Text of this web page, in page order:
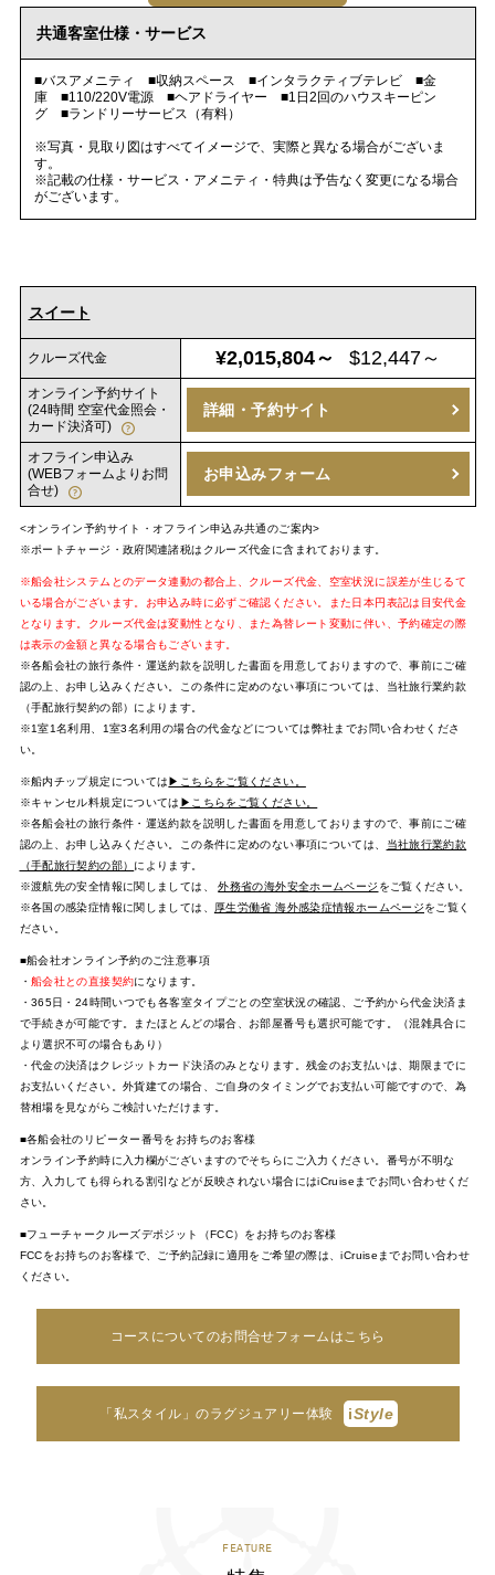
共通客室仕様・サービス
■バスアメニティ ■収納スペース ■インタラクティブテレビ ■金
庫 ■110/220V電源 ■ヘアドライヤー ■1日2回のハウスキーピン
グ ■ランドリーサービス（有料）
※写真・見取り図はすべてイメージで、実際と異なる場合がございま
す。
※記載の仕様・サービス・アメニティ・特典は予告なく変更になる場合
がございます。
スイート
クルーズ代金 ¥2,015,804～ $12,447～
オンライン予約サイト
(24時間 空室代金照会・
カード決済可)
詳細・予約サイト
オフライン申込み
(WEBフォームよりお問
合せ)
お申込みフォーム
<オンライン予約サイト・オフライン申込み共通のご案内>
※ポートチャージ・政府関連諸税はクルーズ代金に含まれております。
※船会社システムとのデータ連動の都合上、クルーズ代金、空室状況に誤差が生じるて
いる場合がございます。お申込み時に必ずご確認ください。また日本円表記は目安代金
となります。クルーズ代金は変動性となり、また為替レート変動に伴い、予約確定の際
は表示の金額と異なる場合もございます。
※各船会社の旅行条件・運送約款を説明した書面を用意しておりますので、事前にご確
認の上、お申し込みください。この条件に定めのない事項については、当社旅行業約款
（手配旅行契約の部）によります。
※1室1名利用、1室3名利用の場合の代金などについては弊社までお問い合わせくださ
い。
※船内チップ規定については▶こちらをご覧ください。
※キャンセル料規定については ▶こちらをご覧ください。
※各船会社の旅行条件・運送約款を説明した書面を用意しておりますので、事前にご確
認の上、お申し込みください。この条件に定めのない事項については、
当社旅行業約款
（手配旅行契約の部） によります。
※渡航先の安全情報に関しましては、外務省の海外安全ホームページ をご覧ください。
※各国の感染症情報に関しましては、
厚生労働省 海外感染症情報ホームページをご覧く
ださい。
■船会社オンライン予約のご注意事項
・ 船会社との直接契約になります。
・365日・24時間いつでも各客室タイプごとの空室状況の確認、ご予約から代金決済ま
で手続きが可能です。またほとんどの場合、お部屋番号も選択可能です。（混雑具合に
より選択不可の場合もあり）
・代金の決済はクレジットカード決済のみとなります。残金のお支払いは、期限までに
お支払いください。外貨建ての場合、ご自身のタイミングでお支払い可能ですので、為
替相場を見ながらご検討いただけます。
■各船会社のリピーター番号をお持ちのお客様
オンライン予約時に入力欄がございますのでそちらにご入力ください。番号が不明な
方、入力しても得られる割引などが反映されない場合にはiCruiseまでお問い合わせくだ
さい。
■フューチャークルーズデポジット（FCC）をお持ちのお客様
FCCをお持ちのお客様で、ご予約記録に適用をご希望の際は、iCruiseまでお問い合わせ
ください。
コースについてのお問合せフォームはこちら
「私スタイル」のラグジュアリー体験 iStyle
FEATURE